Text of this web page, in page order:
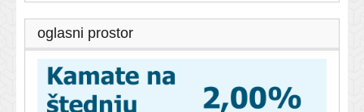
oglasni prostor